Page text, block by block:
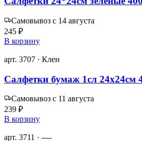
Самовывоз с 14 августа
245 ₽
В корзину
арт. 3707 · Клен
Салфетки бумаж 1сл 24х24см
Самовывоз с 11 августа
239 ₽
В корзину
арт. 3711 · ----